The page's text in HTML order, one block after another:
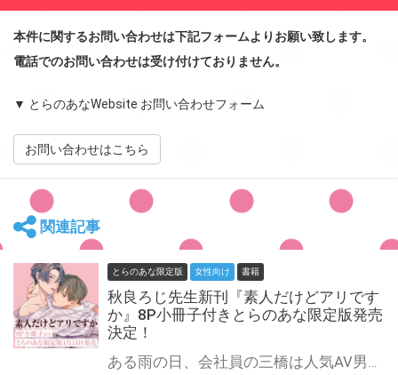
本件に関するお問い合わせは下記フォームよりお願い致します。
電話でのお問い合わせは受け付けておりません。
▼ とらのあなWebsite お問い合わせフォーム
お問い合わせはこちら
関連記事
とらのあな限定版 女性向け 書籍
秋良ろじ先生新刊『素人だけどアリです
か』8P小冊子付きとらのあな限定版発売
決定！
ある雨の日、会社員の三橋は人気AV男優・蓮を拾う。 傘も差さずびしょ濡れの蓮はワケありな様子で、放っておけず世話焼きついでに一晩泊めることに。 隣で眠る無防備な姿にうっかり勃ちかけていると、「お礼に抜いてあげる」とのしかかってきて…！ 挑発的な人気AV男優のテクに速攻で果ててしまった三橋だが、止まらない蓮の煽りにド絶倫で反撃開始――！ 「教えてくれるんだろ？ お前の抱き方」 平凡地味メン素人リーマンが見せる独占欲と雄の顔に、生意気な蓮もグズグズに…!? とろけてふやけて甘やかされて、愛され尽くされる 不器用なケンカップルが行き着く究極の愛の形 『素人なのにハメられました』待望の三橋×蓮スピンオフが1月15日発売決定♥ とらのあなでは刊行を記念して描き下ろし入り8P小冊子付きとらのあな限定版を発売致します！ 店舗・通販にて予約開始！とらのあな限定版は数量限定生産となりますので、お早めにご予約下さい！